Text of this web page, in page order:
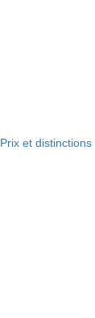
Prix et distinctions